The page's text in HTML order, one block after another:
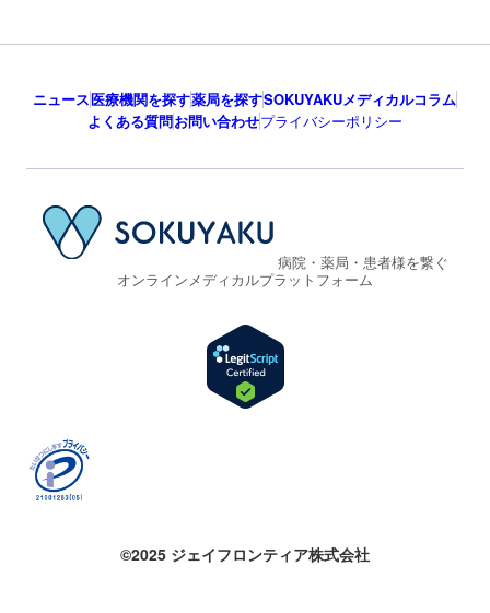
ニュース医療機関を探す薬局を探すSOKUYAKUメディカルコラム
よくある質問お問い合わせプライバシーポリシー
病院・薬局・患者様を繋ぐ
オンラインメディカルプラットフォーム
©2025 ジェイフロンティア株式会社